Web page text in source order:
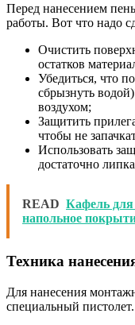
Перед нанесением
работы. Вот что надо
Очистить
остатков
Убедиться, что
сбрызнуть
воздухом;
Защитить
чтобы не
Использовать
достаточно
READ Кафель
напольное
Техника
Для нанесения
специальный